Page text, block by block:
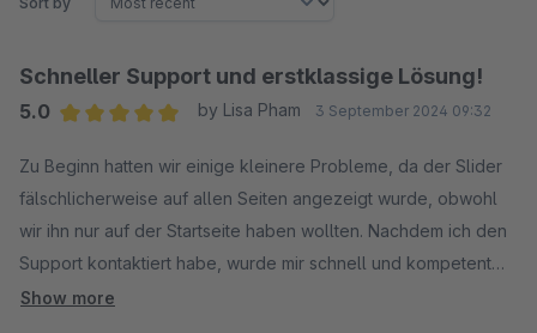
Schneller Support und erstklassige Lösung!
5.0
by Lisa Pham 3 September 2024 09:32
Zu Beginn hatten wir einige kleinere Probleme, da der Slider
fälschlicherweise auf allen Seiten angezeigt wurde, obwohl
wir ihn nur auf der Startseite haben wollten. Nachdem ich den
Support kontaktiert habe, wurde mir schnell und kompetent
geholfen, das Problem mithilfe von CSS zu lösen. Jetzt lässt
Show more